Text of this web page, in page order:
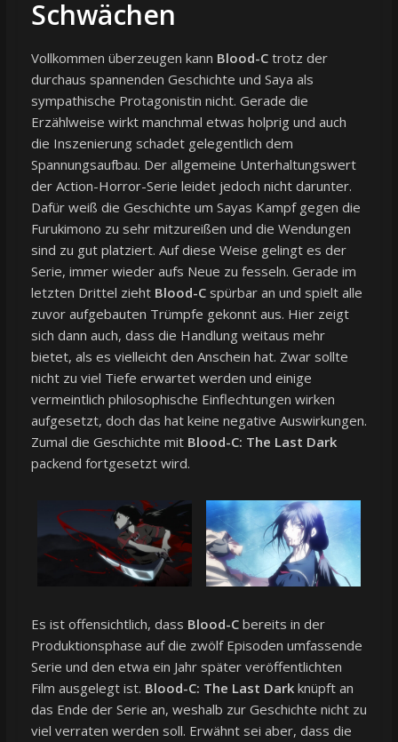
Schwächen
Vollkommen überzeugen kann Blood-Ctrotz der
durchaus spannenden Geschichte und Saya als
sympathische Protagonistin nicht. Gerade die
Erzählweise wirkt manchmal etwas holprig und auch
die Inszenierung schadet gelegentlich dem
Spannungsaufbau. Der allgemeine Unterhaltungswert
der Action-Horror-Serie leidet jedoch nicht darunter.
Dafür weiß die Geschichte um Sayas Kampf gegen die
Furukimono zu sehr mitzureißen und die Wendungen
sind zu gut platziert. Auf diese Weise gelingt es der
Serie, immer wieder aufs Neue zu fesseln. Gerade im
letzten Drittel zieht Blood-Cspürbar an und spielt alle
zuvor aufgebauten Trümpfe gekonnt aus. Hier zeigt
sich dann auch, dass die Handlung weitaus mehr
bietet, als es vielleicht den Anschein hat. Zwar sollte
nicht zu viel Tiefe erwartet werden und einige
vermeintlich philosophische Einflechtungen wirken
aufgesetzt, doch das hat keine negative Auswirkungen.
Zumal die Geschichte mit Blood-C: The Last Dark
packend fortgesetzt wird.
Es ist offensichtlich, dass Blood-Cbereits in der
Produktionsphase auf die zwölf Episoden umfassende
Serie und den etwa ein Jahr später veröffentlichten
Film ausgelegt ist. Blood-C: The Last Darkknüpft an
das Ende der Serie an, weshalb zur Geschichte nicht zu
viel verraten werden soll. Erwähnt sei aber, dass die